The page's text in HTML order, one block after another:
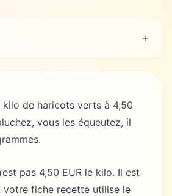
kilo de haricots verts à 4,50
vous les équeutez, il
pas 4,50 EUR le kilo. Il est
votre fiche recette utilise le